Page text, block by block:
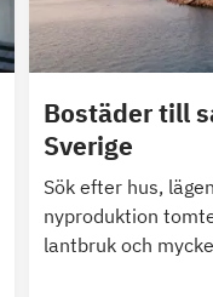
Bostäder till
Sverige
Sök efter hus,
nyproduktion
lantbruk och